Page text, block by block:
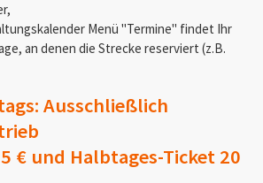
Menü "Termine" findet Ihr
an denen die Strecke reserviert (z.B.
Ausschließlich
€ und Halbtages-Ticket 20